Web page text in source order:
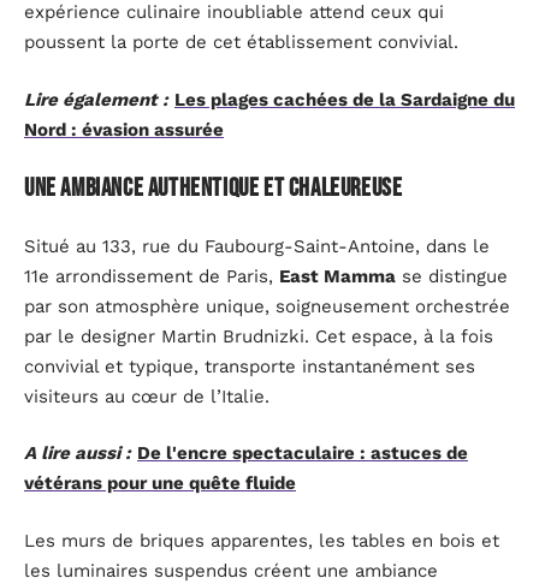
expérience culinaire inoubliable attend ceux qui
poussent la porte de cet établissement convivial.
Lire également : Les plages cachées de la Sardaigne du
Nord : évasion assurée
Une ambiance authentique et chaleureuse
Situé au 133, rue du Faubourg-Saint-Antoine, dans le
11e arrondissement de Paris, East Mamma se distingue
par son atmosphère unique, soigneusement orchestrée
par le designer Martin Brudnizki. Cet espace, à la fois
convivial et typique, transporte instantanément ses
visiteurs au cœur de l’Italie.
A lire aussi : De l'encre spectaculaire : astuces de
vétérans pour une quête fluide
Les murs de briques apparentes, les tables en bois et
les luminaires suspendus créent une ambiance